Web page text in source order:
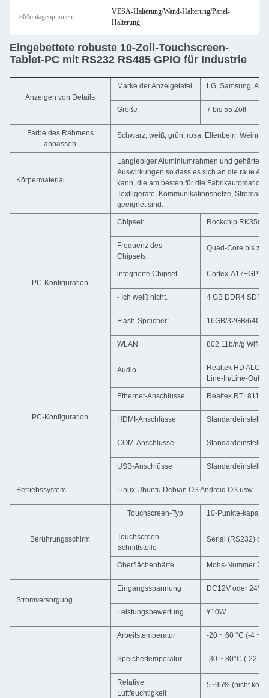
8Montageoptionen:
VESA-Halterung/Wand-Halterung/Panel-
Halterung
Eingebettete robuste 10-Zoll-Touchscreen-
Tablet-PC mit RS232 RS485 GPIO für Industrie
Anzeigen von Details
Marke der Anzeigetafel LG, Samsung,
Größe 7 bis 55 Zoll
Farbe des Rahmens
anpassen
Schwarz, weiß, grün, rosa, Elfenbein,
Körpermaterial
Langlebiger Aluminiumrahmen und
Auswirkungen.so dass es sich an die raue
kann, die am besten für die
Textilgeräte, Kommunikationsnetze,
geeignet sind.
PC-Konfiguration
Chipset: Rockchip RK3566
Frequenz des
Chipsets:
Quad-Core bis zu
integrierte Chipset Cortex-A17+GPU
- Ich weiß nicht. 4 GB DDR4
Flash-Speicher: 16GB/32GB/
WLAN 802.11b/n/g Wifi
PC-Konfiguration
Audio
Realtek HD
Line-In/Line-Out/
Ethernet-Anschlüsse Realtek
HDMI-Anschlüsse
COM-Anschlüsse
USB-Anschlüsse
Betriebssystem: Linux Ubuntu Debian OS Android OS usw.
Berührungsschirm
Touchscreen-Typ 10-Punkte-
Touchscreen-
Schnittstelle
Serial (RS232)
Oberflächenhärte Mohs-Nummer 7;
Stromversorgung
Eingangsspannung DC12V oder 24V
Leistungsbewertung ¥10W
Arbeitstemperatur -20 ~ 60 °C (-4 ~
Speichertemperatur -30 ~ 80°C (-22 ~
Relative
Luftfeuchtigkeit
5~95% (nicht